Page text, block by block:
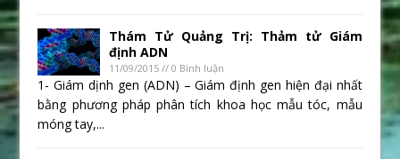
Thám Tử Quảng Trị: Thảm tử Giám
định ADN
11/09/2015 // 0 Bình luận
1- Giám dịnh gen (ADN) – Giám định gen hiện đại nhất
bằng phương pháp phân tích khoa học mẫu tóc, mẫu
móng tay,...